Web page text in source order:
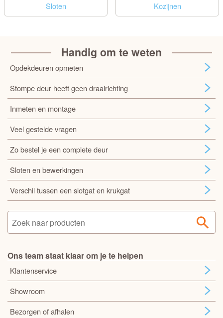
Sloten Kozijnen
Handig om te weten
Opdekdeuren opmeten
Stompe deur heeft geen draairichting
Inmeten en montage
Veel gestelde vragen
Zo bestel je een complete deur
Sloten en bewerkingen
Verschil tussen een slotgat en krukgat
Ons team staat klaar om je te helpen
Klantenservice
Showroom
Bezorgen of afhalen